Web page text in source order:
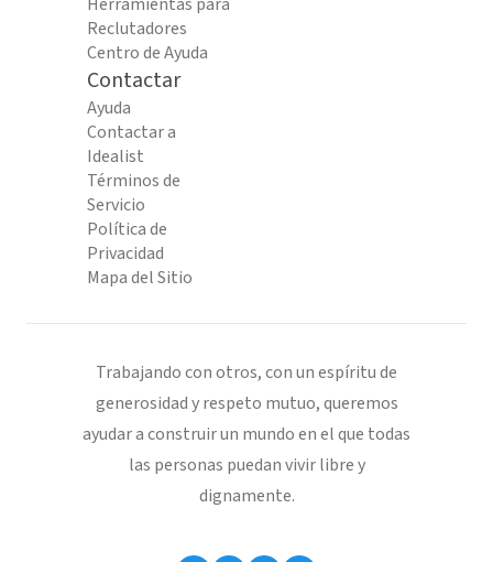
Reclutadores
Centro de Ayuda
Contactar
Ayuda
Contactar a
Idealist
Términos de
Servicio
Política de
Privacidad
Mapa del Sitio
Trabajando con otros, con un espíritu de
generosidad y respeto mutuo, queremos
ayudar a construir un mundo en el que todas
las personas puedan vivir libre y
dignamente.